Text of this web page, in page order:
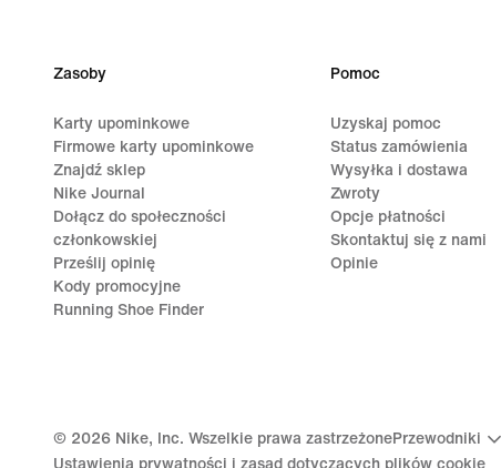
Zasoby
Karty upominkowe
Firmowe karty upominkowe
Znajdź sklep
Nike Journal
Dołącz do społeczności
członkowskiej
Prześlij opinię
Kody promocyjne
Running Shoe Finder
Pomoc
Uzyskaj pomoc
Status zamówienia
Wysyłka i dostawa
Zwroty
Opcje płatności
Skontaktuj się z nami
Opinie
© 2026 Nike, Inc. Wszelkie prawa zastrzeżonePrzewodniki
Ustawienia prywatności i zasad dotyczących plików cookie